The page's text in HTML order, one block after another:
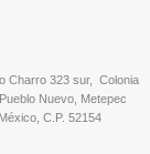
Charro 323 sur, Colonia
Nuevo, Metepec
C.P. 52154